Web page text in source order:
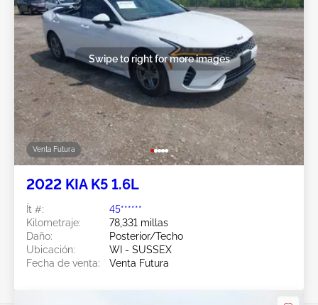
Venta Futura
Swipe to right for more images
2022 KIA K5 1.6L
Ít #:
45******
Kilometraje:
78,331 millas
Daño:
Posterior/Techo
Ubicación:
WI - SUSSEX
Fecha de venta:
Venta Futura